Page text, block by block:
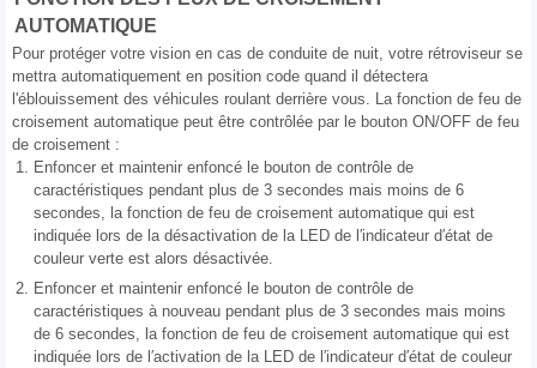
AUTOMATIQUE
Pour protéger votre vision en cas de conduite de nuit, votre rétroviseur se
mettra automatiquement en position code quand il détectera
l'éblouissement des véhicules roulant derrière vous. La fonction de feu de
croisement automatique peut être contrôlée par le bouton ON/OFF de feu
de croisement :
1. Enfoncer et maintenir enfoncé le bouton de contrôle de
caractéristiques pendant plus de 3 secondes mais moins de 6
secondes, la fonction de feu de croisement automatique qui est
indiquée lors de la désactivation de la LED de l′indicateur d′état de
couleur verte est alors désactivée.
2. Enfoncer et maintenir enfoncé le bouton de contrôle de
caractéristiques à nouveau pendant plus de 3 secondes mais moins
de 6 secondes, la fonction de feu de croisement automatique qui est
indiquée lors de l′activation de la LED de l′indicateur d′état de couleur